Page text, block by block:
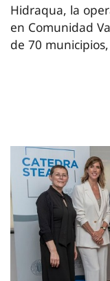
Hidraqua, la
en Comunidad
de 70